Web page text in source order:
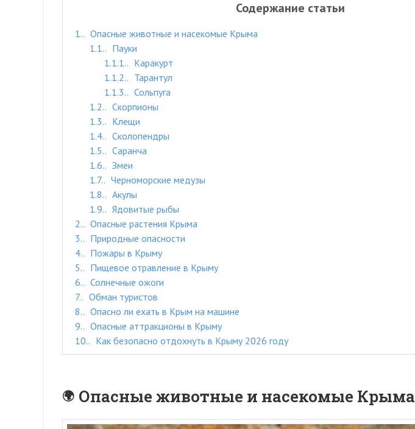
Содержание статьи
1.
Опасные животные и насекомые Крыма
1.1.
Пауки
1.1.1.
Каракурт
1.1.2.
Тарантул
1.1.3.
Сольпуга
1.2.
Скорпионы
1.3.
Клещи
1.4.
Сколопендры
1.5.
Саранча
1.6.
Змеи
1.7.
Черноморские медузы
1.8.
Акулы
1.9.
Ядовитые рыбы
2.
Опасные растения Крыма
3.
Природные опасности
4.
Пожары в Крыму
5.
Пищевое отравление в Крыму
6.
Солнечные ожоги
7.
Обман туристов
8.
Опасно ли ехать в Крым на машине
9.
Опасные аттракционы в Крыму
10.
Как безопасно отдохнуть в Крыму 2026 году
Опасные животные и насекомые Крыма